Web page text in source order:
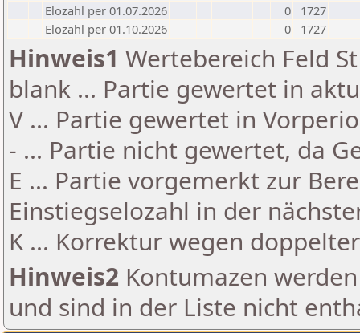
Elozahl per 01.07.2026
0
1727
Elozahl per 01.10.2026
0 1727
Hinweis1 Wertebereich Feld
blank ... Partie gewertet in
V ... Partie gewertet in
- ... Partie nicht gewertet, da
E ... Partie vorgemerkt zur
Einstiegselozahl in der
K ... Korrektur wegen
Hinweis2 Kontumazen
und sind in der Liste nicht